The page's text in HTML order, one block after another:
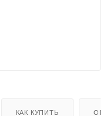
КАК КУПИТЬ